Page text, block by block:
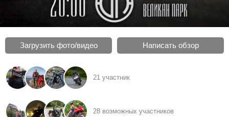
Загрузить фото/видео Написать обзор
21 участник
28 возможных участников